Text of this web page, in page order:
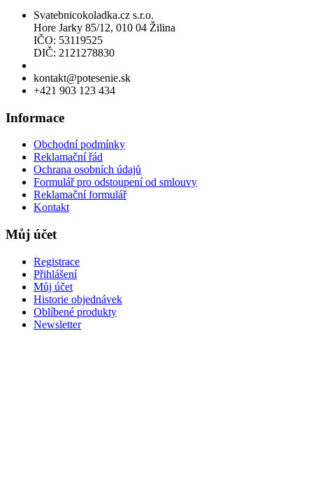
Svatebnicokoladka.cz s.r.o.
Hore Jarky 85/12, 010 04 Žilina
IČO: 53119525
DIČ: 2121278830
kontakt@potesenie.sk
+421 903 123 434
Informace
Obchodní podmínky
Reklamační řád
Ochrana osobních údajů
Formulář pro odstoupení od smlouvy
Reklamační formulář
Kontakt
Můj účet
Registrace
Přihlášení
Můj účet
Historie objednávek
Oblíbené produkty
Newsletter